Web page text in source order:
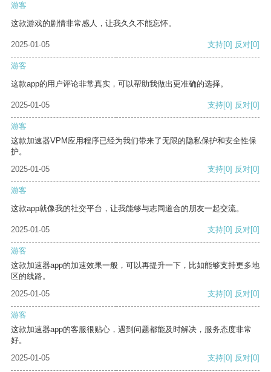
游客
这款游戏的剧情非常感人，让我久久不能忘怀。
2025-01-05 支持[0] 反对[0]
游客
这款app的用户评论非常真实，可以帮助我做出更准确的选择。
2025-01-05 支持[0] 反对[0]
游客
这款加速器VPM应用程序已经为我们带来了无限的隐私保护和安全性保
护。
2025-01-05
支持[0] 反对[0]
游客
这款app就像我的社交平台，让我能够与志同道合的朋友一起交流。
2025-01-05 支持[0] 反对[0]
游客
这款加速器app的加速效果一般，可以再提升一下，比如能够支持更多地
区的线路。
2025-01-05
支持[0] 反对[0]
游客
这款加速器app的客服很贴心，遇到问题都能及时解决，服务态度非常
好。
2025-01-05
支持[0] 反对[0]